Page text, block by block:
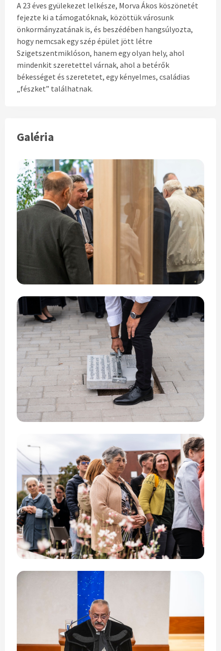
A 23 éves gyülekezet lelkésze, Morva Ákos köszönetét
fejezte ki a támogatóknak, közöttük városunk
önkormányzatának is, és beszédében hangsúlyozta,
hogy nemcsak egy szép épület jött létre
Szigetszentmiklóson, hanem egy olyan hely, ahol
mindenkit szeretettel várnak, ahol a betérők
békességet és szeretetet, egy kényelmes, családias
„fészket” találhatnak.
Galéria